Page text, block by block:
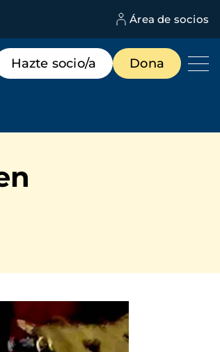
Área de socios
destacados
Hazte socio/a Dona